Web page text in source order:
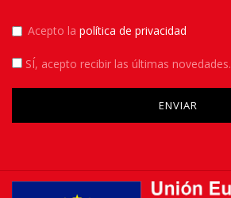
Acepto la política de privacidad
SÍ, acepto recibir las últimas novedades.
Please leave this field empty.